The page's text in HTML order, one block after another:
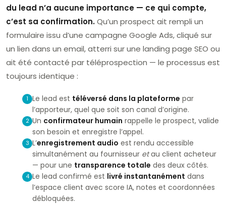
du lead n’a aucune importance — ce qui compte,
c’est sa confirmation.Qu’un prospect ait rempli un
formulaire issu d’une campagne Google Ads, cliqué sur
un lien dans un email, atterri sur une landing page SEO ou
ait été contacté par téléprospection — le processus est
toujours identique :
1 Le lead est téléversé dans la plateforme par
l’apporteur, quel que soit son canal d’origine.
2 Un confirmateur humain rappelle le prospect, valide
son besoin et enregistre l’appel.
3 L’enregistrement audio est rendu accessible
simultanément au fournisseur etau client acheteur
— pour une transparence totale des deux côtés.
4 Le lead confirmé est livré instantanément dans
l’espace client avec score IA, notes et coordonnées
débloquées.